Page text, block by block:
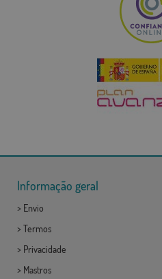
Informação geral
> Envio
> Termos
> Privacidade
> Mastros